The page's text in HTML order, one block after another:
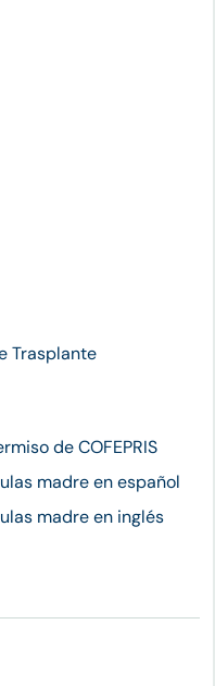
Trasplante
de COFEPRIS
madre en español
madre en inglés